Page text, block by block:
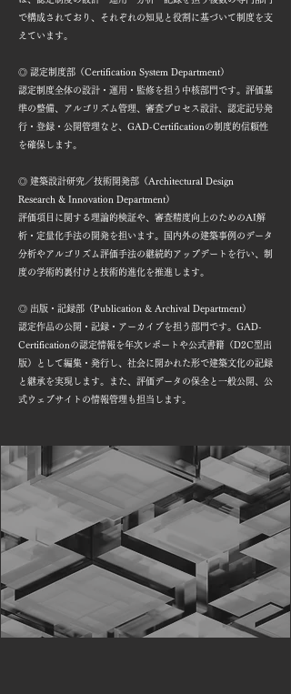
で構成されており、それぞれの知見と役割に基づいて制度を支
えています。
◎ 認定制度部（Certification System Department）
認定制度全体の設計・運用・監修を担う中核部門です。評価基
準の整備、アルゴリズム管理、審査プロセス設計、認定記号発
行・登録・公開管理など、GAD-Certificationの制度的信頼性
を確保します。
◎ 建築設計研究／技術開発部（Architectural Design
Research & Innovation Department）
評価項目に関する理論的検証や、審査精度向上のためのAI解
析・定量化手法の開発を担います。国内外の建築事例のデータ
分析やアルゴリズム評価手法の継続的アップデートを行い、制
度の学術的裏付けと技術的進化を推進します。
◎ 出版・記録部（Publication & Archival Department）
認定作品の公開・記録・アーカイブを担う部門です。GAD-
Certificationの認定情報を年次レポートや公式書籍（D2C型出
版）として編集・発行し、社会に開かれた形で建築文化の記録
と継承を実現します。また、評価データの保全と一般公開、公
式ウェブサイトの情報管理も担当します。